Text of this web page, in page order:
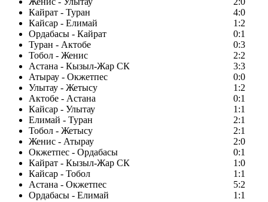
Кайрат - Туран
4:0
Кайсар - Елимай
1:2
Ордабасы - Кайрат
0:1
Туран - Актобе
0:3
Тобол - Женис
2:2
Астана - Кызыл-Жар СК
3:3
Атырау - Окжетпес
0:0
Улытау - Жетысу
1:2
Актобе - Астана
0:1
Кайсар - Улытау
1:1
Елимай - Туран
2:1
Тобол - Жетысу
2:1
Женис - Атырау
2:0
Окжетпес - Ордабасы
0:1
Кайрат - Кызыл-Жар СК
1:0
Кайсар - Тобол
1:1
Астана - Окжетпес
5:2
Ордабасы - Елимай
1:1